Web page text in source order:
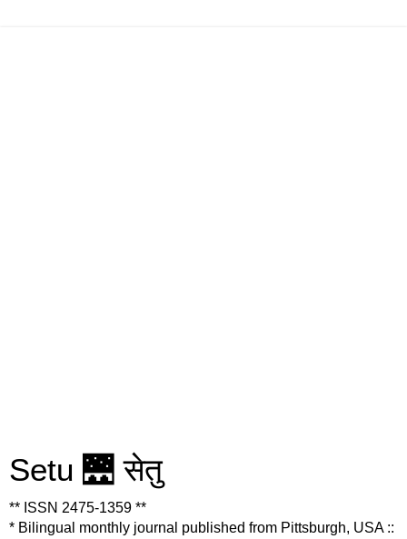
Setu 🌉 सेतु
** ISSN 2475-1359 **
* Bilingual monthly journal published from Pittsburgh, USA ::